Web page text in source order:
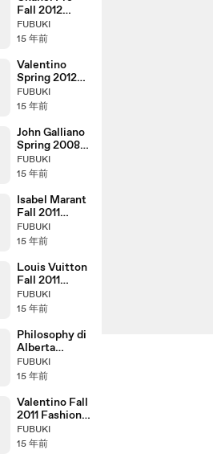
Couture Week
2025 so far
Fall 2012
Paris-Bombay
Fashion Show
FUBUKI
15 年前
Valentino
Spring 2012
Fashion Show
(full)
FUBUKI
15 年前
John Galliano
Spring 2008
Fashion Show
(full)
FUBUKI
15 年前
Isabel Marant
Fall 2011
Fashion Show
(full)
FUBUKI
15 年前
Louis Vuitton
Fall 2011
Fashion Show
(full)
FUBUKI
15 年前
Philosophy di
Alberta
Ferretti Fall
2011 Fashion
FUBUKI
15 年前
Valentino Fall
2011 Fashion
Show (full)
FUBUKI
15 年前